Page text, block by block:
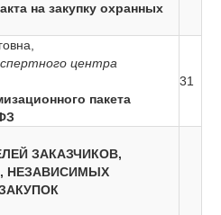
на закупку охранных
центра
пакета
31
ЗАКАЗЧИКОВ,
НЕЗАВИСИМЫХ